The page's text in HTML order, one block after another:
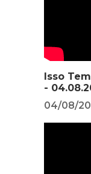
Isso
-
04/08/